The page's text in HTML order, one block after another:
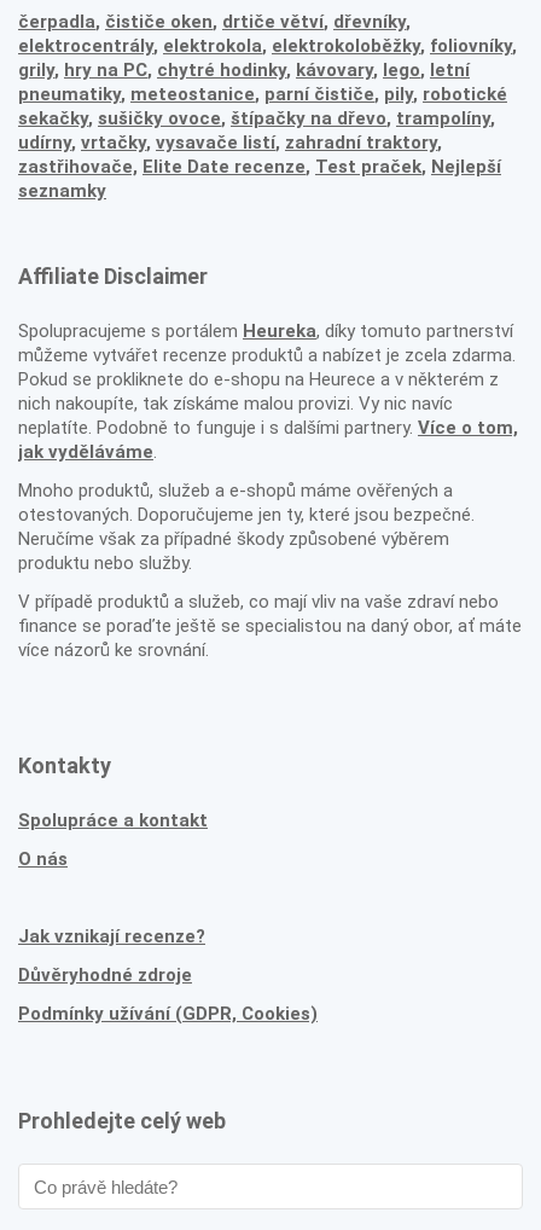
čerpadla, čističe oken, drtiče větví, dřevníky,
elektrocentrály, elektrokola, elektrokoloběžky, foliovníky,
grily, hry na PC, chytré hodinky, kávovary, lego, letní
pneumatiky, meteostanice, parní čističe, pily, robotické
sekačky, sušičky ovoce, štípačky na dřevo, trampolíny,
udírny, vrtačky, vysavače listí, zahradní traktory,
zastřihovače, Elite Date recenze, Test praček, Nejlepší
seznamky
Affiliate Disclaimer
Spolupracujeme s portálem Heureka, díky tomuto partnerství
můžeme vytvářet recenze produktů a nabízet je zcela zdarma.
Pokud se prokliknete do e-shopu na Heurece a v některém z
nich nakoupíte, tak získáme malou provizi. Vy nic navíc
neplatíte. Podobně to funguje i s dalšími partnery. Více o tom,
jak vyděláváme.
Mnoho produktů, služeb a e-shopů máme ověřených a
otestovaných. Doporučujeme jen ty, které jsou bezpečné.
Neručíme však za případné škody způsobené výběrem
produktu nebo služby.
V případě produktů a služeb, co mají vliv na vaše zdraví nebo
finance se poraďte ještě se specialistou na daný obor, ať máte
více názorů ke srovnání.
Kontakty
Spolupráce a kontakt
O nás
Jak vznikají recenze?
Důvěryhodné zdroje
Podmínky užívání (GDPR, Cookies)
Prohledejte celý web